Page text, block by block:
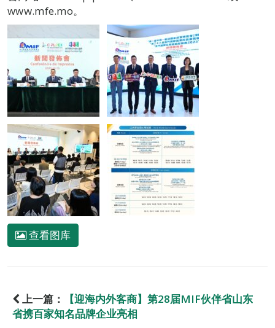
www.mfe.mo。
查看图库
上一篇：
【迎海内外客商】第28届MIF伙伴省山东
省携百家知名品牌企业亮相